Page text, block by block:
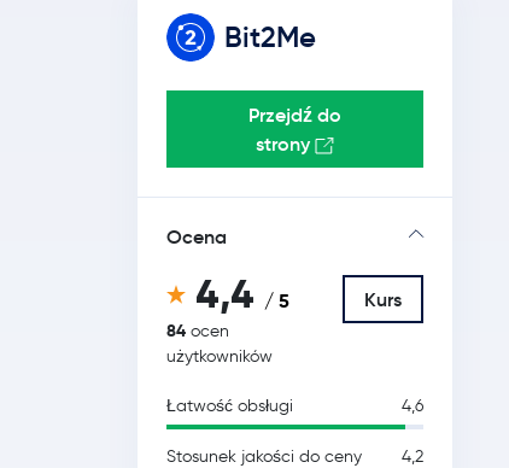
Bit2Me
Przejdź do
strony
Ocena
4,4 / 5
84 ocen
użytkowników
Kurs
Łatwość obsługi 4,6
Stosunek jakości do ceny 4,2